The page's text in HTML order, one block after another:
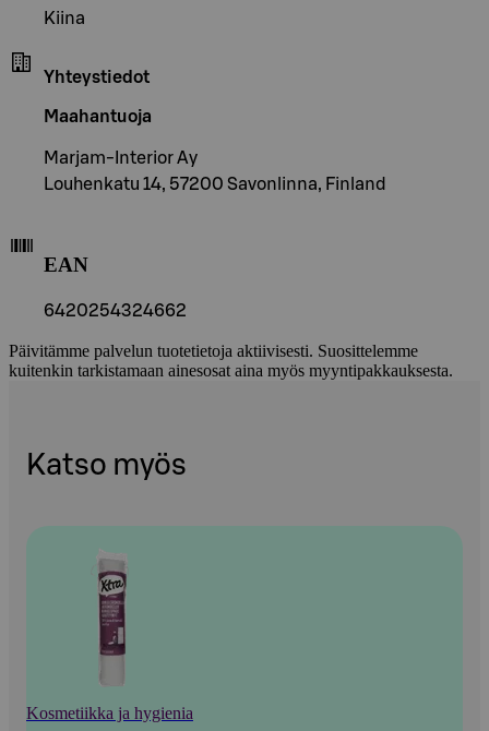
Kiina
Yhteystiedot
Maahantuoja
Marjam-Interior Ay
Louhenkatu 14, 57200 Savonlinna, Finland
EAN
6420254324662
Päivitämme palvelun tuotetietoja aktiivisesti. Suosittelemme
kuitenkin tarkistamaan ainesosat aina myös myyntipakkauksesta.
Katso myös
Kosmetiikka ja hygienia